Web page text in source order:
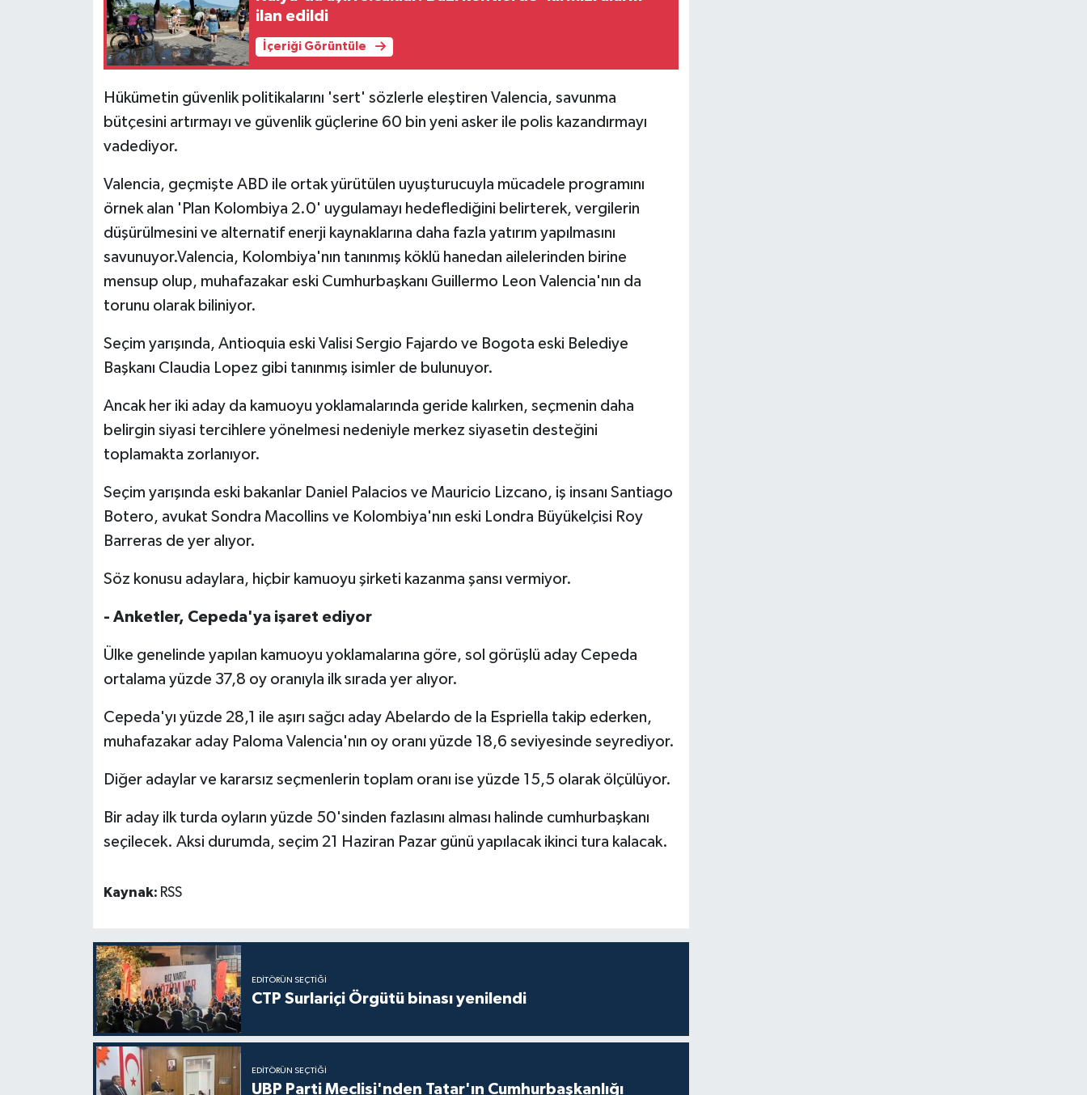
ilan edildi
İçeriği Görüntüle
Hükümetin güvenlik politikalarını 'sert' sözlerle eleştiren Valencia, savunma
bütçesini artırmayı ve güvenlik güçlerine 60 bin yeni asker ile polis kazandırmayı
vadediyor.
Valencia, geçmişte ABD ile ortak yürütülen uyuşturucuyla mücadele programını
örnek alan 'Plan Kolombiya 2.0' uygulamayı hedeflediğini belirterek, vergilerin
düşürülmesini ve alternatif enerji kaynaklarına daha fazla yatırım yapılmasını
savunuyor.Valencia, Kolombiya'nın tanınmış köklü hanedan ailelerinden birine
mensup olup, muhafazakar eski Cumhurbaşkanı Guillermo Leon Valencia'nın da
torunu olarak biliniyor.
Seçim yarışında, Antioquia eski Valisi Sergio Fajardo ve Bogota eski Belediye
Başkanı Claudia Lopez gibi tanınmış isimler de bulunuyor.
Ancak her iki aday da kamuoyu yoklamalarında geride kalırken, seçmenin daha
belirgin siyasi tercihlere yönelmesi nedeniyle merkez siyasetin desteğini
toplamakta zorlanıyor.
Seçim yarışında eski bakanlar Daniel Palacios ve Mauricio Lizcano, iş insanı Santiago
Botero, avukat Sondra Macollins ve Kolombiya'nın eski Londra Büyükelçisi Roy
Barreras de yer alıyor.
Söz konusu adaylara, hiçbir kamuoyu şirketi kazanma şansı vermiyor.
- Anketler, Cepeda'ya işaret ediyor
Ülke genelinde yapılan kamuoyu yoklamalarına göre, sol görüşlü aday Cepeda
ortalama yüzde 37,8 oy oranıyla ilk sırada yer alıyor.
Cepeda'yı yüzde 28,1 ile aşırı sağcı aday Abelardo de la Espriella takip ederken,
muhafazakar aday Paloma Valencia'nın oy oranı yüzde 18,6 seviyesinde seyrediyor.
Diğer adaylar ve kararsız seçmenlerin toplam oranı ise yüzde 15,5 olarak ölçülüyor.
Bir aday ilk turda oyların yüzde 50'sinden fazlasını alması halinde cumhurbaşkanı
seçilecek. Aksi durumda, seçim 21 Haziran Pazar günü yapılacak ikinci tura kalacak.
Kaynak: RSS
EDITÖRÜN SEÇTIĞI
CTP Surlariçi Örgütü binası yenilendi
EDITÖRÜN SEÇTIĞI
UBP Parti Meclisi'nden Tatar'ın Cumhurbaşkanlığı